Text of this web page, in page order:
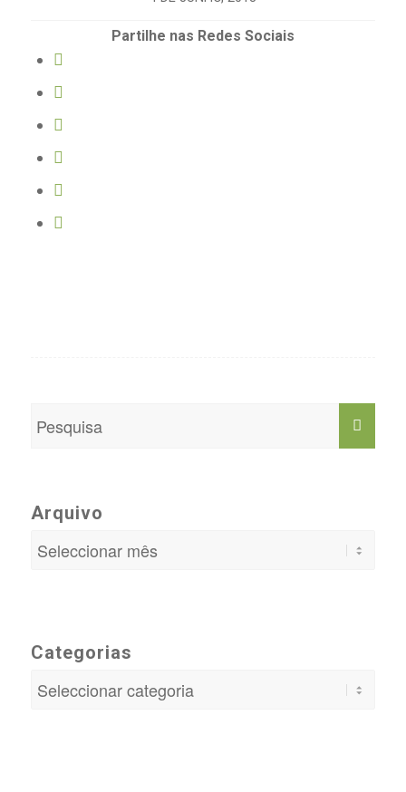
Partilhe nas Redes Sociais
Arquivo
Categorias
Categorias